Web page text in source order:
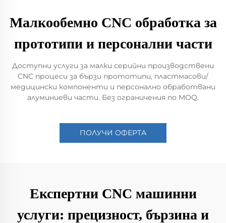
Малкообемно CNC обработка за
прототипи и персонални части
Доступни услуги за малки серийни производствени
CNC процеси за бързи прототипи, пластмасови/
медицински компоненти и персонално обработвани
алуминиеви части. Без ограничения по MOQ.
ПОЛУЧИ ОФЕРТА
Експертни CNC машинни
услуги: прецизност, бързина и